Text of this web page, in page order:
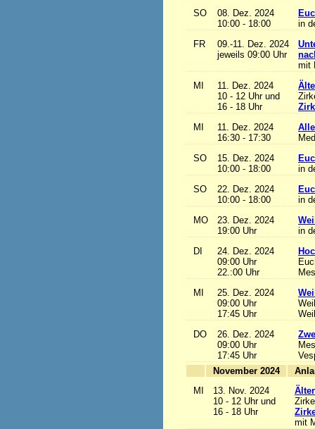
SO
08. Dez. 2024
10:00 - 18:00
in
FR
09.-11. Dez. 2024
jeweils 09:00 Uhr
mit
MI
11. Dez. 2024
10 - 12 Uhr und
16 - 18 Uhr
MI
11. Dez. 2024
16:30 - 17:30
SO
15. Dez. 2024
10:00 - 18:00
in
SO
22. Dez. 2024
10:00 - 18:00
in
MO
23. Dez. 2024
19:00 Uhr
in
DI
24. Dez. 2024
09:00 Uhr
22.:00 Uhr
MI
25. Dez. 2024
09:00 Uhr
17:45 Uhr
DO
26. Dez. 2024
09:00 Uhr
17:45 Uhr
November 2024
MI
13. Nov. 2024
10 - 12 Uhr und
16 - 18 Uhr
mit